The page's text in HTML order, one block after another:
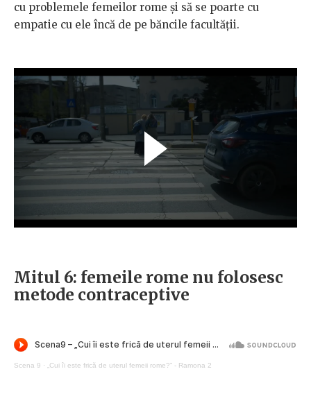
cu problemele femeilor rome și să se poarte cu
empatie cu ele încă de pe băncile facultății.
Mitul 6: femeile rome nu folosesc
metode contraceptive
Scena 9 · „Cui îi este frică de uterul femeii rome?” - Ramona 2